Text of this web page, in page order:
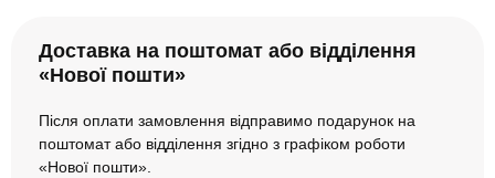
Доставка на поштомат або відділення
«Нової пошти»
Після оплати замовлення відправимо подарунок на
поштомат або відділення згідно з графіком роботи
«Нової пошти».